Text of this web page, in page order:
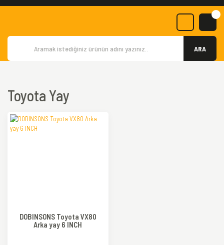
ARA
Toyota Yay
DOBINSONS Toyota VX80
Arka yay 6 INCH